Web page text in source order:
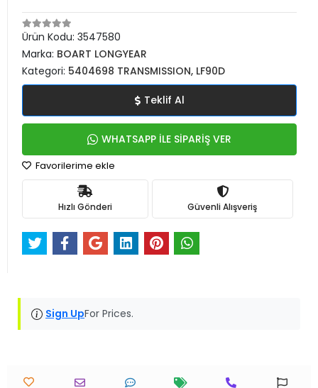
Ürün Kodu: 3547580
Marka: BOART LONGYEAR
Kategori: 5404698 TRANSMISSION, LF90D
Teklif Al
WHATSAPP İLE SİPARİŞ VER
Favorilerime ekle
Hızlı Gönderi Güvenli Alışveriş
Sign UpFor Prices.